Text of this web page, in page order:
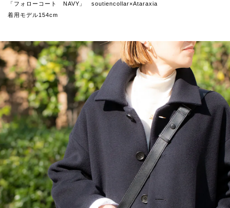
「フォローコート NAVY」 soutiencollar×Ataraxia
着用モデル154cm